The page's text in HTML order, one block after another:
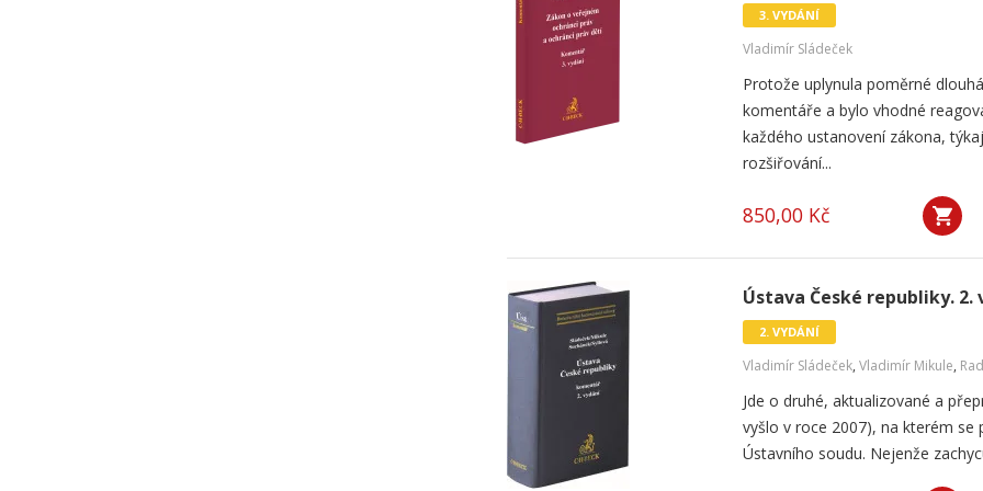
3. VYDÁNÍ
Vladimír Sládeček
Protože uplynula poměrné
komentáře a bylo vhodné
každého ustanovení zákona,
rozšiřování...
850,00 Kč
Ústava České republiky. 2.
2. VYDÁNÍ
Vladimír Sládeček, Vladimír Mikule,
Jde o druhé, aktualizované a
vyšlo v roce 2007), na kterém se
Ústavního soudu. Nejenže